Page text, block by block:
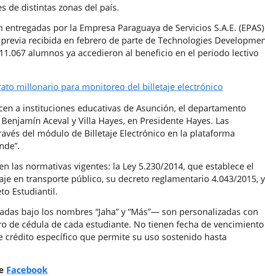
de distintas zonas del país.
por la Empresa Paraguaya de Servicios S.A.E. (EPAS)
recibida en febrero de parte de Technologies
alumnos ya accedieron al beneficio en el periodo lectivo
millonario para monitoreo del billetaje electrónico
a instituciones educativas de Asunción, el departamento
Aceval y Villa Hayes, en Presidente Hayes. Las
del módulo de Billetaje Electrónico en la plataforma
las normativas vigentes: la Ley 5.230/2014, que establece el
en transporte público, su decreto reglamentario 4.043/2015, y
Estudiantil.
bajo los nombres “Jaha” y “Más”— son personalizadas con
de cédula de cada estudiante. No tienen fecha de vencimiento
crédito específico que permite su uso sostenido hasta
Facebook